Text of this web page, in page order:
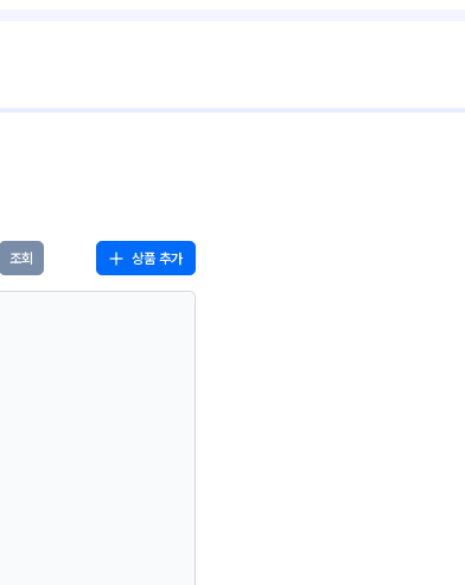
조회 상품 추가